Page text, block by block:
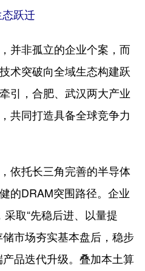
跃迁
非孤立的企业个案，而
术突破向全域生态构建跃
引，合肥、武汉两大产业
共同打造具备全球竞争力
托长三角完善的半导体
的DRAM突围路径。企业
取“先稳后进、以量提
市场夯实基本盘后，稳步
品迭代升级。叠加本土算